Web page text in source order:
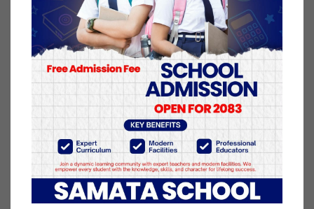
सरकारी जग्गाको पछि लागेका छन् ।
उपमहानगरका अनुसार नेपालगन्जमा १ सय ३२ विगहा
सरकारी पर्ती जग्गा छ । त्यस्तै ७० विगहा पोखरी, ६ कठ्ठा
मन्दीर र ३ सय ३८ विगहा जंगल क्षेत्रको जग्गा छ । ति
सबैजसो सरकारी जग्गामा केही न केही अतिक्रमण भएका छन्
। नगरभित्र पार्ने सबैजसो परम्परागत नालाहरु अतिक्रमणमा
परिसकेका छन् ।
धम्बोझी चोकदेखि पश्चिम तर्फ दिपक बंगुर सेन्टर नजिकै
रहेको नाला पुरिएको छ । नेपालगन्ज—कोहलपुर सडकको